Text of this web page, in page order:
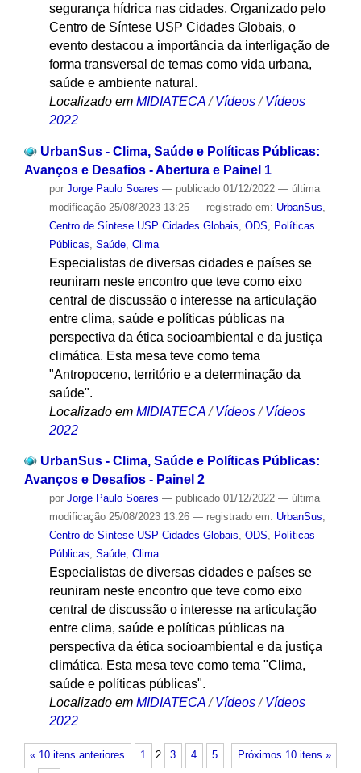
segurança hídrica nas cidades. Organizado pelo
Centro de Síntese USP Cidades Globais, o
evento destacou a importância da interligação de
forma transversal de temas como vida urbana,
saúde e ambiente natural.
Localizado em MIDIATECA /Vídeos /Vídeos
2022
UrbanSus - Clima, Saúde e Políticas Públicas:
Avanços e Desafios - Abertura e Painel 1
por Jorge Paulo Soares — publicado01/12/2022 — última
modificação25/08/2023 13:25 — registrado em: UrbanSus
Centro de Síntese USP Cidades Globais ODS
Políticas
Públicas Saúde, Clima
Especialistas de diversas cidades e países se
reuniram neste encontro que teve como eixo
central de discussão o interesse na articulação
entre clima, saúde e políticas públicas na
perspectiva da ética socioambiental e da justiça
climática. Esta mesa teve como tema
"Antropoceno, território e a determinação da
saúde".
Localizado em MIDIATECA /Vídeos /Vídeos
2022
UrbanSus - Clima, Saúde e Políticas Públicas:
Avanços e Desafios - Painel 2
por Jorge Paulo Soares — publicado01/12/2022 — última
modificação25/08/2023 13:26 — registrado em: UrbanSus,
Centro de Síntese USP Cidades Globais, ODS, Políticas
Públicas, Saúde, Clima
Especialistas de diversas cidades e países se
reuniram neste encontro que teve como eixo
central de discussão o interesse na articulação
entre clima, saúde e políticas públicas na
perspectiva da ética socioambiental e da justiça
climática. Esta mesa teve como tema "Clima,
saúde e políticas públicas".
Localizado em MIDIATECA /Vídeos /Vídeos
2022
« 10 itens anteriores Próximos 10 itens »
1 2 3 4 5